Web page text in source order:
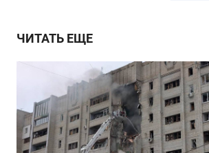
ЧИТАТЬ ЕЩЕ